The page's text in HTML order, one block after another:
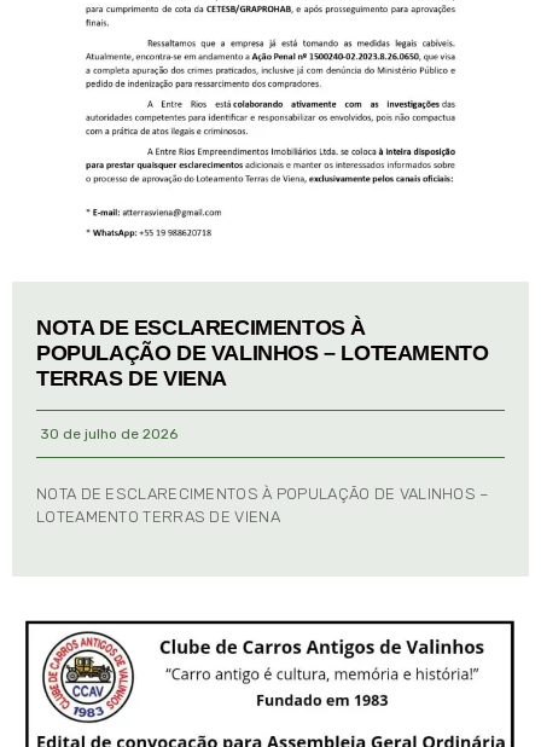
NOTA DE ESCLARECIMENTOS À
POPULAÇÃO DE VALINHOS – LOTEAMENTO
TERRAS DE VIENA
30 de julho de 2026
NOTA DE ESCLARECIMENTOS À POPULAÇÃO DE VALINHOS –
LOTEAMENTO TERRAS DE VIENA